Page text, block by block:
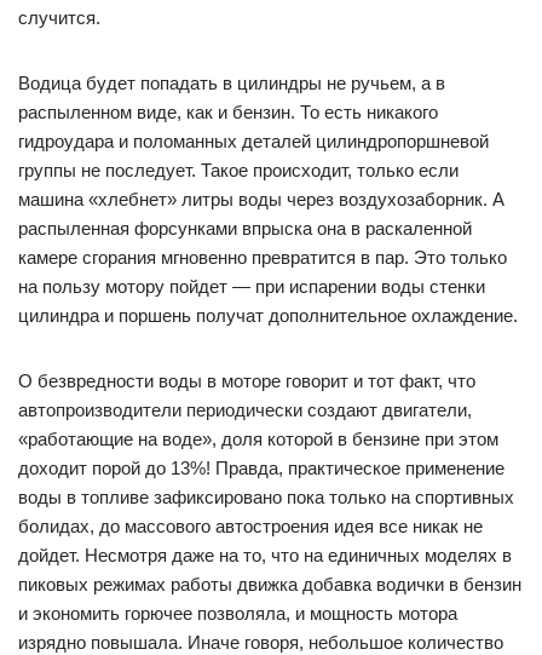
случится.
Водица будет попадать в цилиндры не ручьем, а в
распыленном виде, как и бензин. То есть никакого
гидроудара и поломанных деталей цилиндропоршневой
группы не последует. Такое происходит, только если
машина «хлебнет» литры воды через воздухозаборник. А
распыленная форсунками впрыска она в раскаленной
камере сгорания мгновенно превратится в пар. Это только
на пользу мотору пойдет — при испарении воды стенки
цилиндра и поршень получат дополнительное охлаждение.
О безвредности воды в моторе говорит и тот факт, что
автопроизводители периодически создают двигатели,
«работающие на воде», доля которой в бензине при этом
доходит порой до 13%! Правда, практическое применение
воды в топливе зафиксировано пока только на спортивных
болидах, до массового автостроения идея все никак не
дойдет. Несмотря даже на то, что на единичных моделях в
пиковых режимах работы движка добавка водички в бензин
и экономить горючее позволяла, и мощность мотора
изрядно повышала. Иначе говоря, небольшое количество